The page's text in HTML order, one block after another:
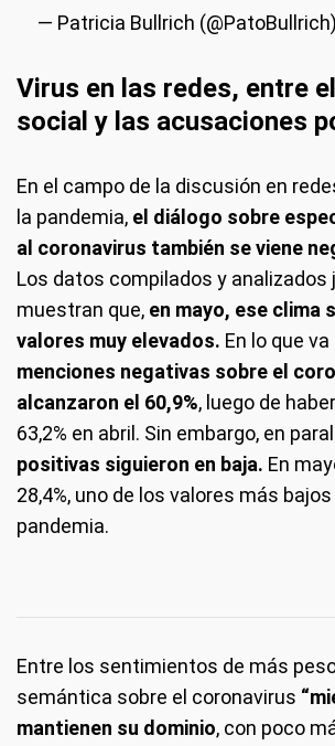
— Patricia Bullrich (@PatoBullrich)
Virus en las redes, entre
social y las acusaciones
En el campo de la discusión en
la pandemia, el diálogo sobre
al coronavirus también se viene
Los datos compilados y analizados
muestran que, en mayo, ese clima
valores muy elevados. En lo que
menciones negativas sobre el
alcanzaron el 60,9%, luego de
63,2% en abril. Sin embargo, en
positivas siguieron en baja. En
28,4%, uno de los valores más
pandemia.
Entre los sentimientos de más
semántica sobre el coronavirus
mantienen su dominio, con poco